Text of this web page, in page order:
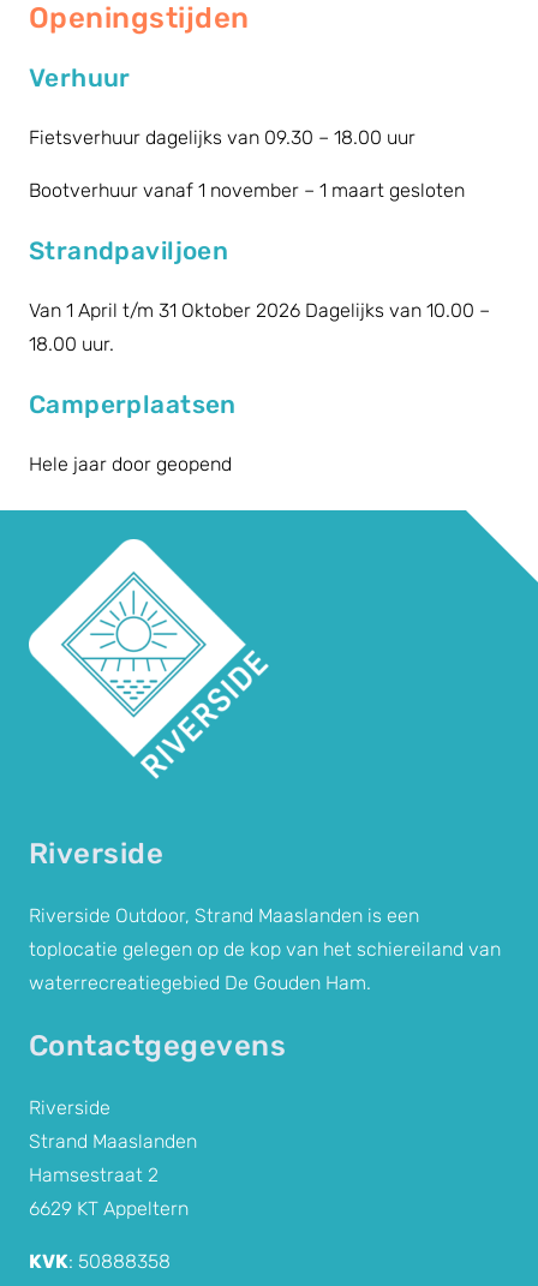
Openingstijden
Verhuur
Fietsverhuur dagelijks van 09.30 – 18.00 uur
Bootverhuur vanaf 1 november – 1 maart gesloten
Strandpaviljoen
Van 1 April t/m 31 Oktober 2026 Dagelijks van 10.00 –
18.00 uur.
Camperplaatsen
Hele jaar door geopend
Riverside
Riverside Outdoor, Strand Maaslanden is een
toplocatie gelegen op de kop van het schiereiland van
waterrecreatiegebied De Gouden Ham.
Contactgegevens
Riverside
Strand Maaslanden
Hamsestraat 2
6629 KT Appeltern
KVK: 50888358